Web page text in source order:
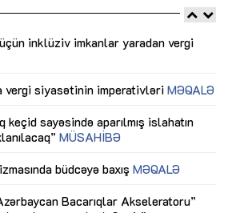
inklüziv imkanlar yaradan vergi
vergi siyasətinin imperativləri MƏQALƏ
keçid sayəsində aparılmış islahatın
MÜSAHİBƏ
büdcəyə baxış MƏQALƏ
Bacarıqlar Akseleratoru”